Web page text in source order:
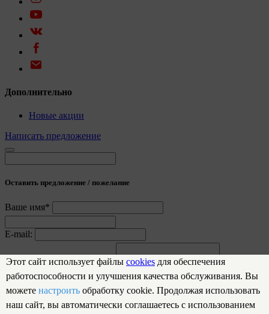
Дополнительно
Новые акции
Написать предложение
Оставить предложение / пожелание
Ваше имя*
E-mail:
Предложение / пожелание
Отправить
Спасибо за обращение!
Этот сайт использует файлы cookies для обеспечения
работоспособности и улучшения качества обслуживания. Вы
можете настроить обработку cookie. Продолжая использовать
наш сайт, вы автоматически соглашаетесь с использованием